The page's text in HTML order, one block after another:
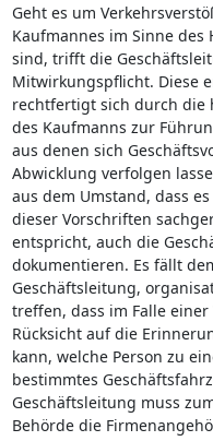
Geht es um
Kaufmannes im Sinne
sind, trifft die
Mitwirkungspflicht. Diese
rechtfertigt sich durch die
des Kaufmanns zur
aus denen sich
Abwicklung verfolgen
aus dem Umstand, dass
dieser Vorschriften
entspricht, auch die
dokumentieren. Es fällt
Geschäftsleitung,
treffen, dass im Falle
Rücksicht auf die
kann, welche Person zu
bestimmtes
Geschäftsleitung muss
Behörde die